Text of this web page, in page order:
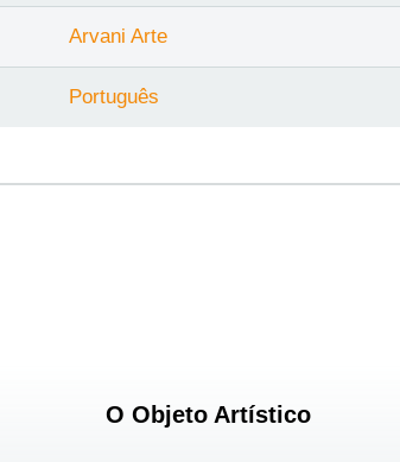
Arvani Arte
Português
O Objeto Artístico